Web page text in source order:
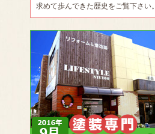
求めて歩んできた歴史をご覧下さい。